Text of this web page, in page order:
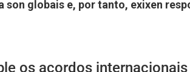
son globais e, por tanto, exixen
os acordos internacionais